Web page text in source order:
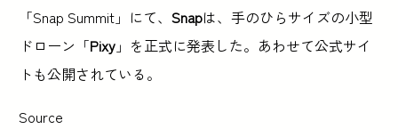
「Snap Summit」にて、Snapは、手のひらサイズの小型
ドローン「Pixy 」を正式に発表した。あわせて公式サイ
トも公開されている。
Source